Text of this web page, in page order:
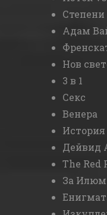
Степени
Адам
Нов
3 в 1
Секс
Венера
История
Дейвид
The Red
За